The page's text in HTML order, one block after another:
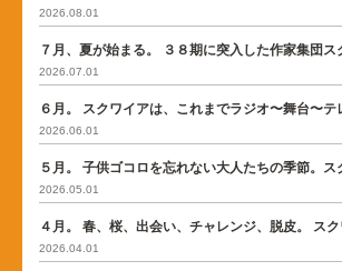
2026.08.01
７月、夏が始まる。 ３８期に突入した作家集団
2026.07.01
６月。 スクワイアは、これまでラジオ〜舞台〜
2026.06.01
５月。 子供ゴコロを忘れない大人たちの季節。
2026.05.01
４月。 春、桜、出会い、チャレンジ、脱皮。 ス
2026.04.01